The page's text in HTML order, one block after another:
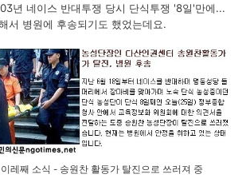
년 네이스 반대투쟁 당시 단식투쟁 '8일'만에...
서 병원에 후송되기도 했었는데요.
레째 소식 - 송원찬 활동가 탈진으로 쓰러져 중